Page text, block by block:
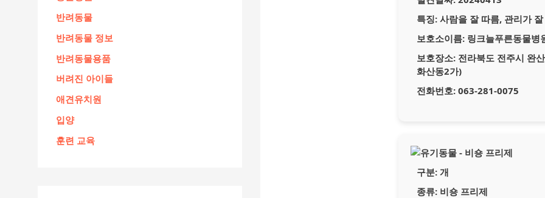
반려동물
반려동물 정보
반려동물용품
버려진 아이들
애견유치원
입양
훈련 교육
특징: 사람을 잘 따름, 관리가
보호소이름: 링크늘푸른동물병
보호장소: 전라북도 전주시 완
화산동2가)
전화번호: 063-281-0075
구분: 개
종류: 비숑 프리제